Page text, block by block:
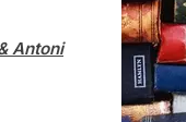
Antoni